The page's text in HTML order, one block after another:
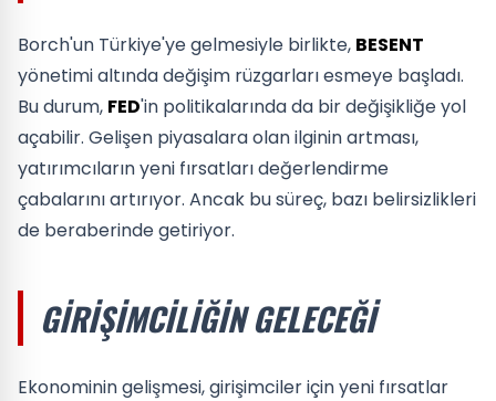
Borch'un Türkiye'ye gelmesiyle birlikte, BESENT
yönetimi altında değişim rüzgarları esmeye başladı.
Bu durum, FED'in politikalarında da bir değişikliğe yol
açabilir. Gelişen piyasalara olan ilginin artması,
yatırımcıların yeni fırsatları değerlendirme
çabalarını artırıyor. Ancak bu süreç, bazı belirsizlikleri
de beraberinde getiriyor.
GIRIŞIMCILIĞIN GELECEĞI
Ekonominin gelişmesi, girişimciler için yeni fırsatlar